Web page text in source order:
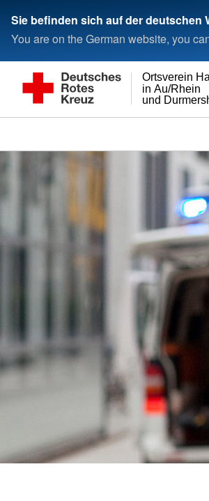
Sie befinden sich auf der deutschen
You are on the German website, you
und
in Au/Rhein
Ortsverein